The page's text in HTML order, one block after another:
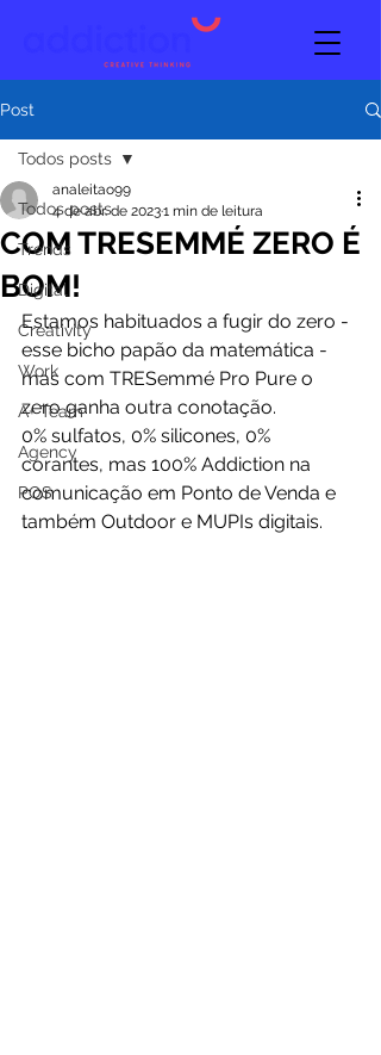
Post
Todos posts
Trends
Digital
Creativity
Work
A+ Team
Agency
POS
Todos posts
COM TRESEMMÉ ZERO É
BOM!
analeitao99
4 de abr. de 20231 min de leitura
Estamos habituados a fugir do zero -
esse bicho papão da matemática -
mas com TRESemmé Pro Pure o
zero ganha outra conotação.
0% sulfatos, 0% silicones, 0%
corantes, mas 100% Addiction na
comunicação em Ponto de Venda e
também Outdoor e MUPIs digitais.